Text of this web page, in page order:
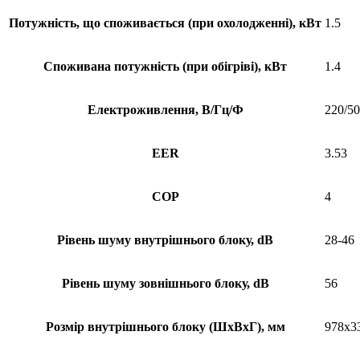
Потужність, що споживається (при охолодженні), кВт 1.5
Споживана потужність (при обігріві), кВт 1.4
Електроживлення, В/Гц/Ф 220/
EER 3.53
COP 4
Рівень шуму внутрішнього блоку, dB 28-46
Рівень шуму зовнішнього блоку, dB 56
Розмір внутрішнього блоку (ШхВхГ), мм